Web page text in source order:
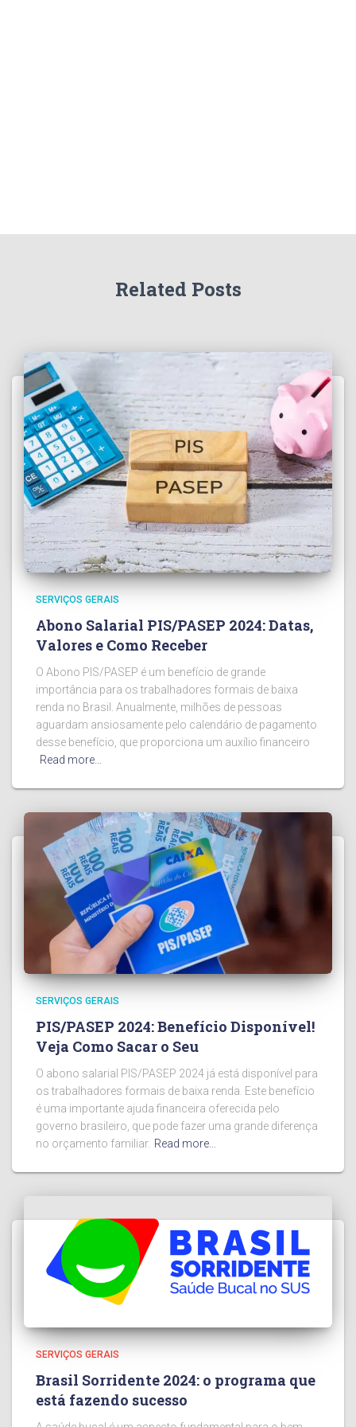
Related Posts
SERVIÇOS GERAIS
Abono Salarial PIS/PASEP 2024: Datas,
Valores e Como Receber
O Abono PIS/PASEP é um benefício de grande
importância para os trabalhadores formais de baixa
renda no Brasil. Anualmente, milhões de pessoas
aguardam ansiosamente pelo calendário de pagamento
desse benefício, que proporciona um auxílio financeiro
Read more…
SERVIÇOS GERAIS
PIS/PASEP 2024: Benefício Disponível!
Veja Como Sacar o Seu
O abono salarial PIS/PASEP 2024 já está disponível para
os trabalhadores formais de baixa renda. Este benefício
é uma importante ajuda financeira oferecida pelo
governo brasileiro, que pode fazer uma grande diferença
no orçamento familiar. Read more…
SERVIÇOS GERAIS
Brasil Sorridente 2024: o programa que
está fazendo sucesso